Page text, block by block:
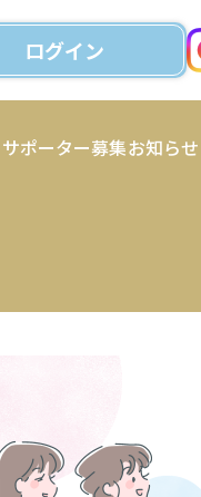
ログイン
サポーター募集お知らせ